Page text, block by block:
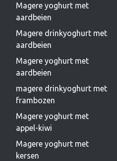
Magere yoghurt met
aardbeien
Magere drinkyoghurt met
aardbeien
Magere yoghurt met
aardbeien
magere drinkyoghurt met
frambozen
Magere yoghurt met
appel-kiwi
Magere yoghurt met
kersen